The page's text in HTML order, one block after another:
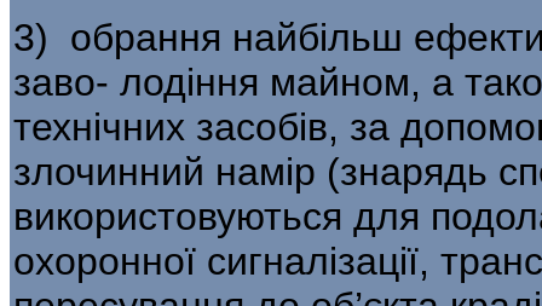
3) обрання найбільш
заво- лодіння майном, а
технічних засобів, за
злочинний намір (знарядь
використовуються для
охоронної сигналізації,